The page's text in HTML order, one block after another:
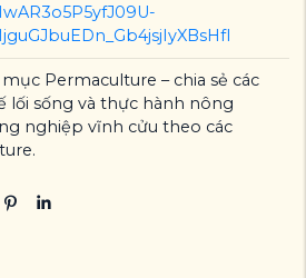
Permaculture – chia sẻ các
sống và thực hành nông
nghiệp vĩnh cửu theo các